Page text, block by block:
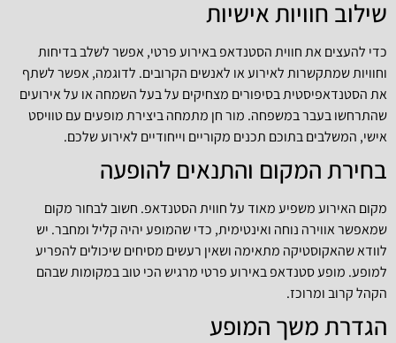
שילוב חוויות אישיות
כדי להעצים את חווית הסטנדאפ באירוע פרטי, אפשר לשלב בדיחות
וחוויות שמתקשרות לאירוע או לאנשים הקרובים. לדוגמה, אפשר לשתף
את הסטנדאפיסטית בסיפורים מצחיקים על בעל השמחה או על אירועים
שהתרחשו בעבר במשפחה. מור חן מתמחה ביצירת מופעים עם טוויסט
אישי, המשלבים בתוכם תכנים מקוריים וייחודיים לאירוע שלכם.
בחירת המקום והתנאים להופעה
מקום האירוע משפיע מאוד על חווית הסטנדאפ. חשוב לבחור מקום
שמאפשר אווירה נוחה ואינטימית, כדי שהמופע יהיה קליל ומחבר. יש
לוודא שהאקוסטיקה מתאימה ושאין רעשים מסיחים שיכולים להפריע
למופע. מופע סטנדאפ באירוע פרטי מרגיש הכי טוב במקומות שבהם
הקהל קרוב ומרוכז.
הגדרת משך המופע